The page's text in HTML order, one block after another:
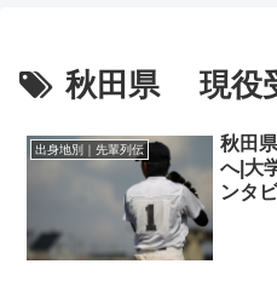
秋田県 現役
出身地別｜先輩列伝
秋田
へ|大
ンタ